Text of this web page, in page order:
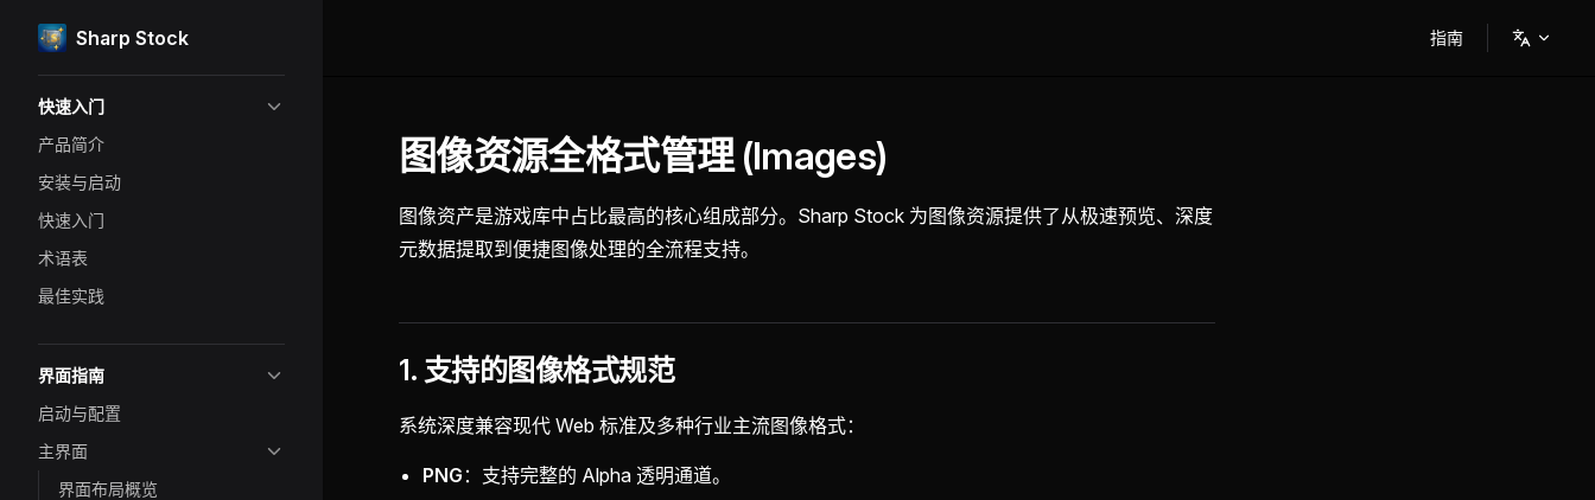
Skip to content
Sharp Stock 指南
快速入门
产品简介
安装与启动
快速入门
术语表
最佳实践
界面指南
启动与配置
主界面
界面布局概览
图像资源全格式管理 (Images)
图像资产是游戏库中占比最高的核心组成部分。Sharp Stock 为图像资源提供了从极速预览、深度
元数据提取到便捷图像处理的全流程支持。
1. 支持的图像格式规范
系统深度兼容现代 Web 标准及多种行业主流图像格式：
PNG ：支持完整的 Alpha 透明通道。